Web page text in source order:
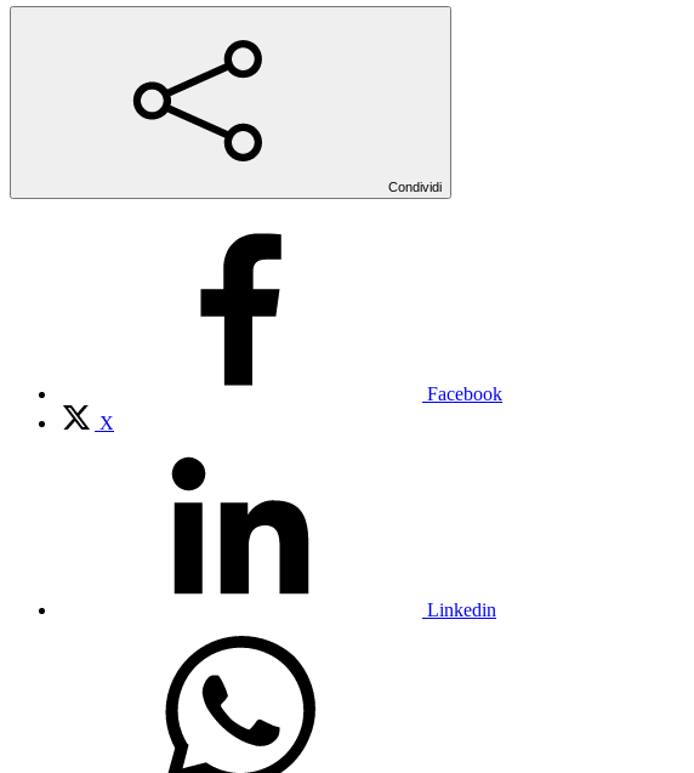
Condividi
Facebook
X
Linkedin